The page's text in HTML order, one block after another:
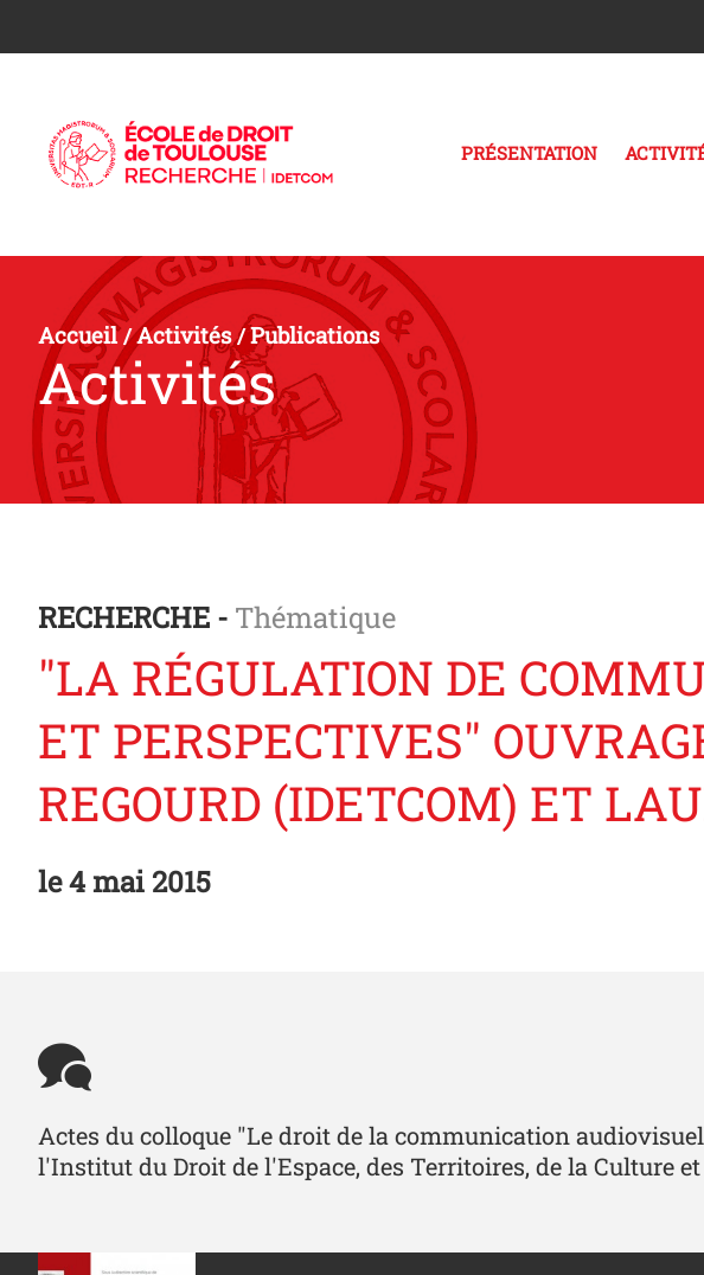
PRÉSENTATION
Accueil/Activités/Publications
Activités
RECHERCHE - Thématique
"LA RÉGULATION DE
ET PERSPECTIVES"
REGOURD (IDETCOM) ET
le4 mai 2015
Actes du colloque "Le droit de la communication
l'Institut du Droit de l'Espace, des Territoires, de la Culture